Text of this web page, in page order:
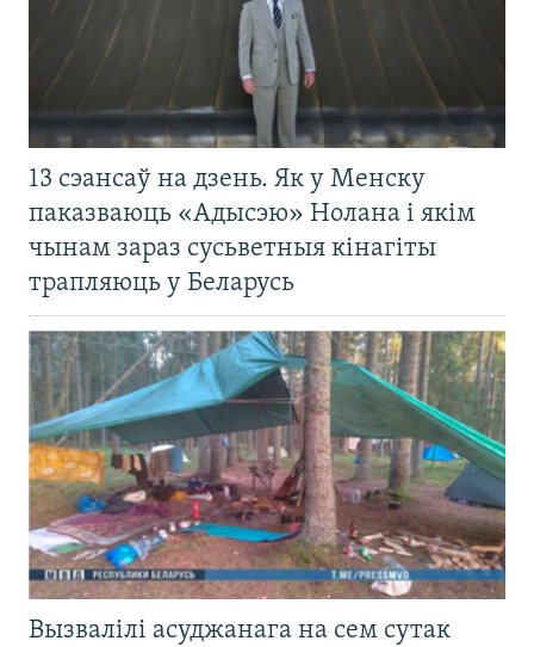
13 сэансаў на дзень. Як у Менску
паказваюць «Адысэю» Нолана і якім
чынам зараз сусьветныя кінагіты
трапляюць у Беларусь
Вызвалілі асуджанага на сем сутак